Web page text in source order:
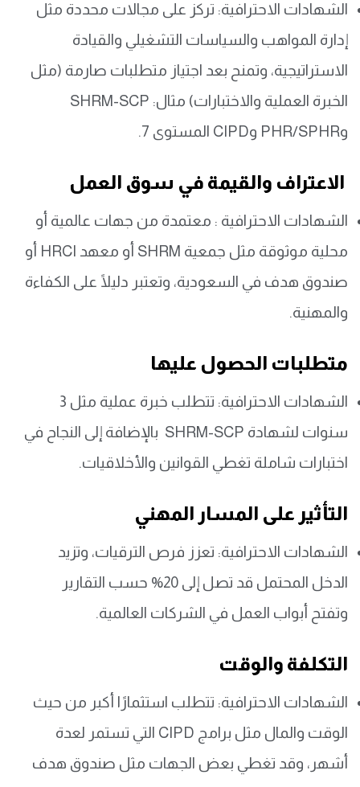
الشهادات الاحترافية: تركز على مجالات محددة مثل
إدارة المواهب والسياسات التشغيلي والقيادة
الاستراتيجية، وتمنح بعد اجتياز متطلبات صارمة (مثل
الخبرة العملية والاختبارات) مثال: SHRM-SCP
وPHR/SPHR وCIPD المستوى 7.
الاعتراف والقيمة في سوق العمل
الشهادات الاحترافية : معتمدة من جهات عالمية أو
محلية موثوقة مثل جمعية SHRM أو معهد HRCI أو
صندوق هدف في السعودية، وتعتبر دليلًا على الكفاءة
والمهنية.
متطلبات الحصول عليها
الشهادات الاحترافية: تتطلب خبرة عملية مثل 3
سنوات لشهادة SHRM-SCP بالإضافة إلى النجاح في
اختبارات شاملة تغطي القوانين والأخلاقيات.
التأثير على المسار المهني
الشهادات الاحترافية: تعزز فرص الترقيات، وتزيد
الدخل المحتمل قد تصل إلى 20% حسب التقارير
وتفتح أبواب العمل في الشركات العالمية.
التكلفة والوقت
الشهادات الاحترافية: تتطلب استثمارًا أكبر من حيث
الوقت والمال مثل برامج CIPD التي تستمر لعدة
أشهر، وقد تغطي بعض الجهات مثل صندوق هدف